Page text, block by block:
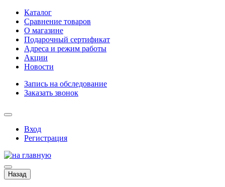
Каталог
Сравнение товаров
О магазине
Подарочный сертификат
Адреса и режим работы
Акции
Новости
Запись на обследование
Заказать звонок
Вход
Регистрация
Назад